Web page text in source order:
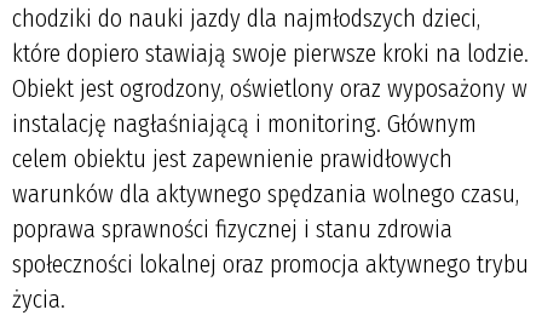
chodziki do nauki jazdy dla najmłodszych dzieci,
które dopiero stawiają swoje pierwsze kroki na lodzie.
Obiekt jest ogrodzony, oświetlony oraz wyposażony w
instalację nagłaśniającą i monitoring. Głównym
celem obiektu jest zapewnienie prawidłowych
warunków dla aktywnego spędzania wolnego czasu,
poprawa sprawności fizycznej i stanu zdrowia
społeczności lokalnej oraz promocja aktywnego trybu
życia.